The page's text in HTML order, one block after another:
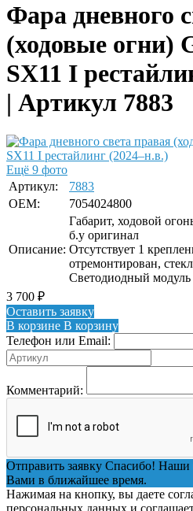
Фара дневного
(ходовые огни)
SX11 I
| Артикул 7883
Ещё 9 фото
Артикул:
7883
OEM:
7054024800
Описание:
Габарит, ходовой
б.у оригинал
Отсутствует 1
отремонтирован,
Светодиодный модуль
3 700 ₽
Оставить заявку
В корзине В корзину
Телефон или Email:
Комментарий:
Отправить заявку Спасибо! Наши
Вами в ближайшее время.
Нажимая на кнопку, вы даете
персональных данных и